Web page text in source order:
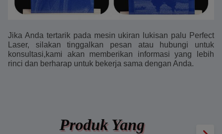
Jika Anda tertarik pada mesin ukiran lukisan palu Perfect
Laser, silakan tinggalkan pesan atau hubungi untuk
konsultasi,kami akan memberikan informasi yang lebih
rinci dan berharap untuk bekerja sama dengan Anda.
Produk Yang